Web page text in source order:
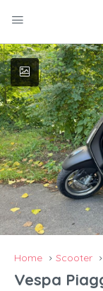
Home Scooter
Vespa